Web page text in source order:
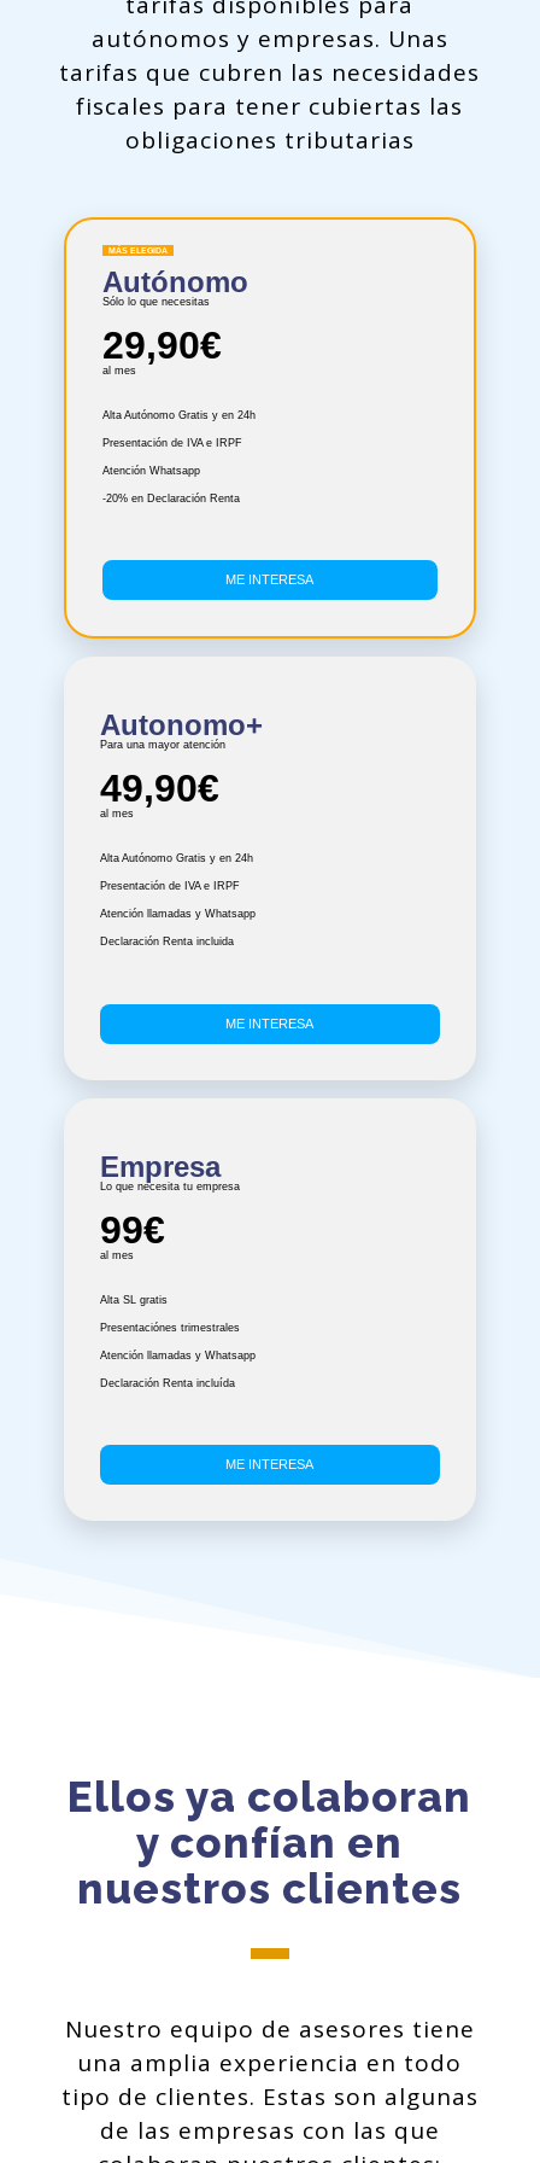
autónomos y empresas. Unas
tarifas que cubren las necesidades
fiscales para tener cubiertas las
obligaciones tributarias
MÁS ELEGIDA
Autónomo
Sólo lo que necesitas
29,90€
al mes
Alta Autónomo Gratis y en 24h
Presentación de IVA e IRPF
Atención Whatsapp
-20% en Declaración Renta
ME INTERESA
Autonomo+
Para una mayor atención
49,90€
al mes
Alta Autónomo Gratis y en 24h
Presentación de IVA e IRPF
Atención llamadas y Whatsapp
Declaración Renta incluida
ME INTERESA
Empresa
Lo que necesita tu empresa
99€
al mes
Alta SL gratis
Presentaciónes trimestrales
Atención llamadas y Whatsapp
Declaración Renta incluída
ME INTERESA
Ellos ya colaboran
y confían en
nuestros clientes
Nuestro equipo de asesores tiene
una amplia experiencia en todo
tipo de clientes. Estas son algunas
de las empresas con las que